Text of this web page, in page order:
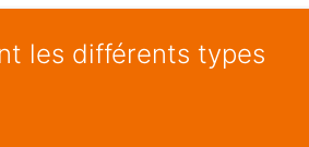
les différents types